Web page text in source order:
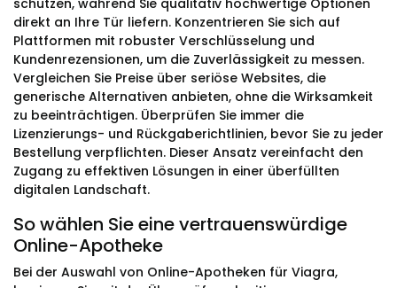
schützen, während Sie qualitativ hochwertige Optionen
direkt an Ihre Tür liefern. Konzentrieren Sie sich auf
Plattformen mit robuster Verschlüsselung und
Kundenrezensionen, um die Zuverlässigkeit zu messen.
Vergleichen Sie Preise über seriöse Websites, die
generische Alternativen anbieten, ohne die Wirksamkeit
zu beeinträchtigen. Überprüfen Sie immer die
Lizenzierungs- und Rückgaberichtlinien, bevor Sie zu jeder
Bestellung verpflichten. Dieser Ansatz vereinfacht den
Zugang zu effektiven Lösungen in einer überfüllten
digitalen Landschaft.
So wählen Sie eine vertrauenswürdige
Online-Apotheke
Bei der Auswahl von Online-Apotheken für Viagra,